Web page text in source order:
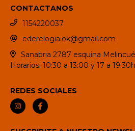
CONTACTANOS
1154220037
ederelogia.ok@gmail.com
Sanabria 2787 esquina
Horarios: 10:30 a 13:00 y 17 a
REDES SOCIALES